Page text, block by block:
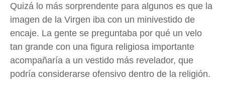
Quizá lo más sorprendente para algunos es que la
imagen de la Virgen iba con un minivestido de
encaje. La gente se preguntaba por qué un velo
tan grande con una figura religiosa importante
acompañaría a un vestido más revelador, que
podría considerarse ofensivo dentro de la religión.